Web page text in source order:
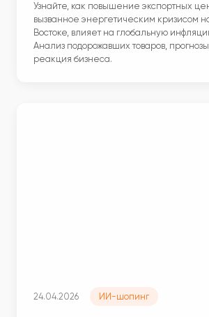
Узнайте, как повышение экспортных
вызванное энергетическим кризисом
Востоке, влияет на глобальную
Анализ подорожавших товаров,
реакция бизнеса.
24.04.2026 ИИ-шопинг